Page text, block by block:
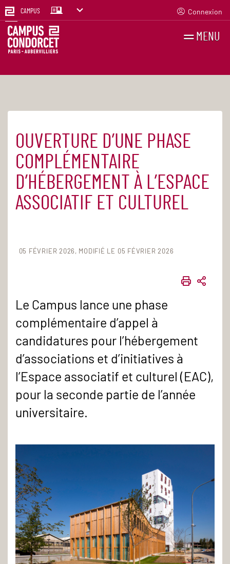
CAMPUS Connexion
MENU
Accueil Actualités
OUVERTURE D’UNE PHASE
COMPLÉMENTAIRE
D’HÉBERGEMENT À L’ESPACE
ASSOCIATIF ET CULTUREL
05 FÉVRIER 2026 MODIFIÉ LE 05 FÉVRIER 2026
Le Campus lance une phase
complémentaire d’appel à
candidatures pour l’hébergement
d’associations et d’initiatives à
l’Espace associatif et culturel (EAC),
pour la seconde partie de l’année
universitaire.